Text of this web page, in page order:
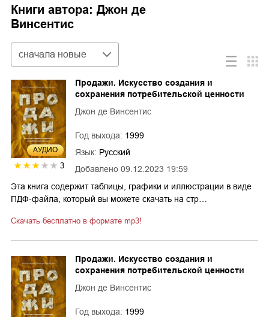
Книги автора: Джон де
Винсентис
Сортировка
сначала новые
AУДИО
3 Добавлено 09.12.2023 19:59
Продажи. Искусство создания и
сохранения потребительской ценности
Джон де Винсентис
Год выхода: 1999
Язык: Русский
Эта книга содержит таблицы, графики и иллюстрации в виде
ПДФ-файла, который вы можете скачать на стр…
Скачать бесплатно в формате mp3!
Продажи. Искусство создания и
сохранения потребительской ценности
Джон де Винсентис
Год выхода: 1999